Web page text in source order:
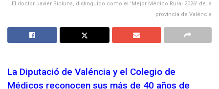
El doctor Javier Sicluna, distinguido como el 'Mejor Médico Rural 2026' de la
provincia de Valéncia
La Diputació de Valéncia y el Colegio de
Médicos reconocen sus más de 40 años de